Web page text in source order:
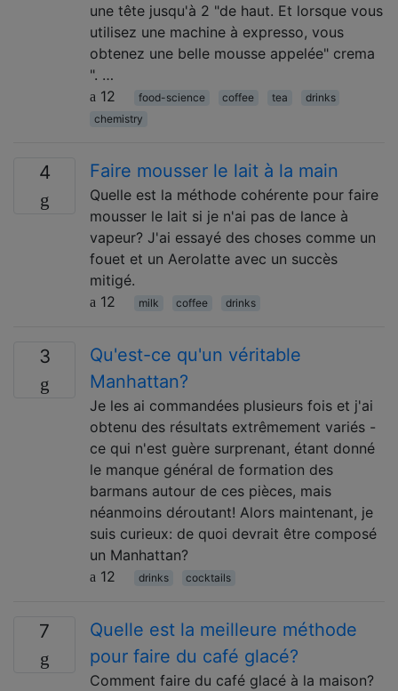
une tête jusqu'à 2 "de haut. Et lorsque vous
utilisez une machine à expresso, vous
obtenez une belle mousse appelée" crema
". …
12
food-science coffee tea
drinks
chemistry
4 Faire mousser le lait à la main
Quelle est la méthode cohérente pour faire
mousser le lait si je n'ai pas de lance à
vapeur? J'ai essayé des choses comme un
fouet et un Aerolatte avec un succès
mitigé.
12
milk coffee drinks
3
Qu'est-ce qu'un véritable
Manhattan?
Je les ai commandées plusieurs fois et j'ai
obtenu des résultats extrêmement variés -
ce qui n'est guère surprenant, étant donné
le manque général de formation des
barmans autour de ces pièces, mais
néanmoins déroutant! Alors maintenant, je
suis curieux: de quoi devrait être composé
un Manhattan?
12
drinks cocktails
7
Quelle est la meilleure méthode
pour faire du café glacé?
Comment faire du café glacé à la maison?